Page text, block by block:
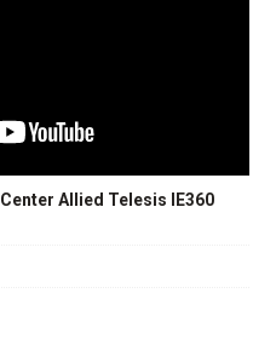
Allied Telesis IE360